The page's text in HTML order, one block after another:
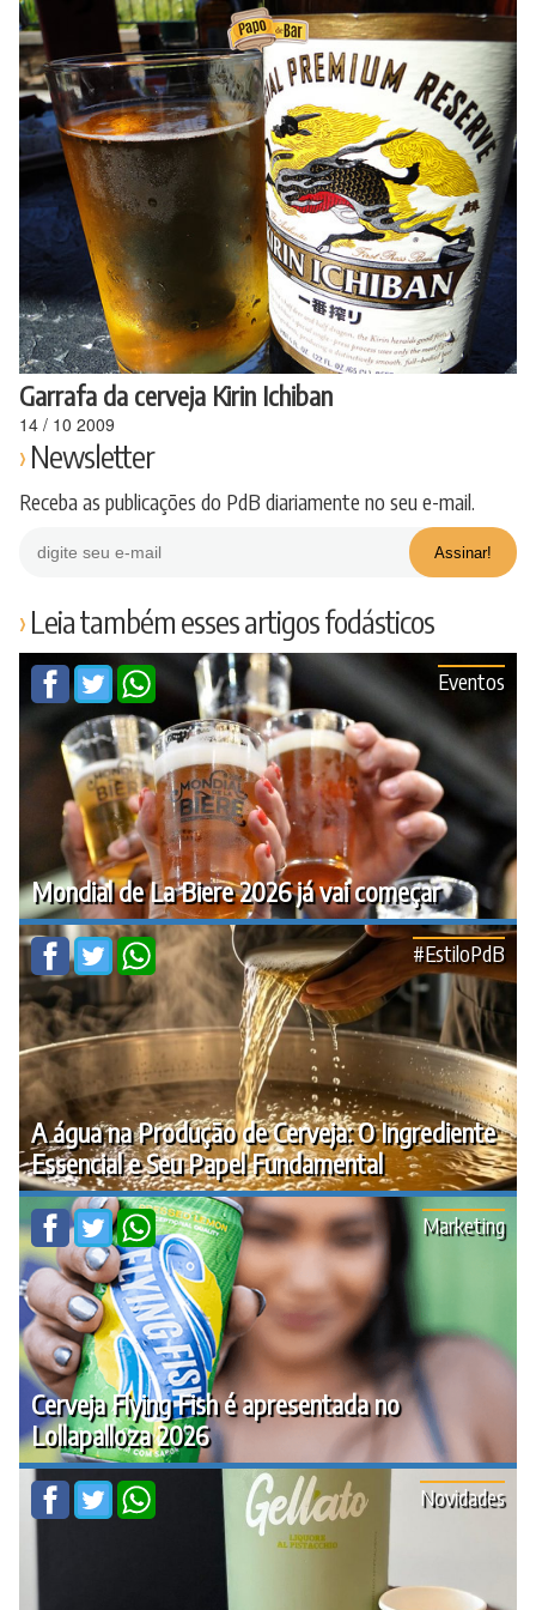
para
conteúdo
Garrafa da cerveja Kirin Ichiban
14 / 10 2009
Newsletter
Receba as publicações do PdB diariamente no seu e-mail.
Leia também esses artigos fodásticos
Mondial de La Biere 2026 já vai começar
Eventos
A água na Produção de Cerveja: O Ingrediente
Essencial e Seu Papel Fundamental
#EstiloPdB
Cerveja Flying Fish é apresentada no
Lollapalloza 2026
Marketing
Novidades